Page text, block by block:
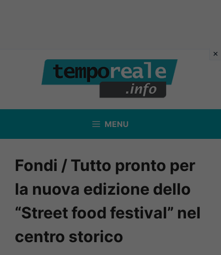
contenuto
MENU
Fondi / Tutto pronto per
la nuova edizione dello
“Street food festival” nel
centro storico